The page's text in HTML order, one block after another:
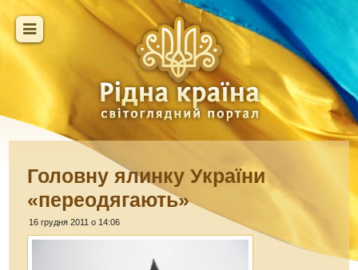
Головну ялинку України
«переодягають»
16 грудня 2011 о 14:06